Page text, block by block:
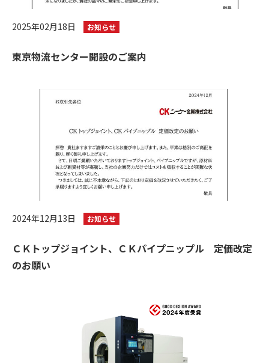
2025年02月18日 お知らせ
東京物流センター開設のご案内
2024年12月13日 お知らせ
ＣＫトップジョイント、ＣＫパイプニップル 定価改定
のお願い